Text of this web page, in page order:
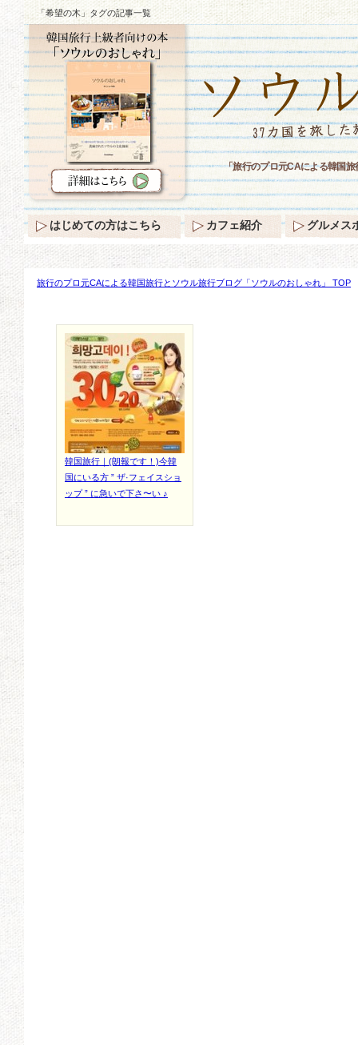
「希望の木」タグの記事一覧
旅行のプロ元CAによる韓国旅行とソウル旅行ブログ「ソウルのおしゃれ」 TOP
韓国旅行｜(朗報です！)今韓
国にいる方 ” ザ·フェイスショ
ップ ” に急いで下さ〜い ♪
「旅行のプロ元CAによる韓国
はじめての方はこちら カフェ紹介 グルメス